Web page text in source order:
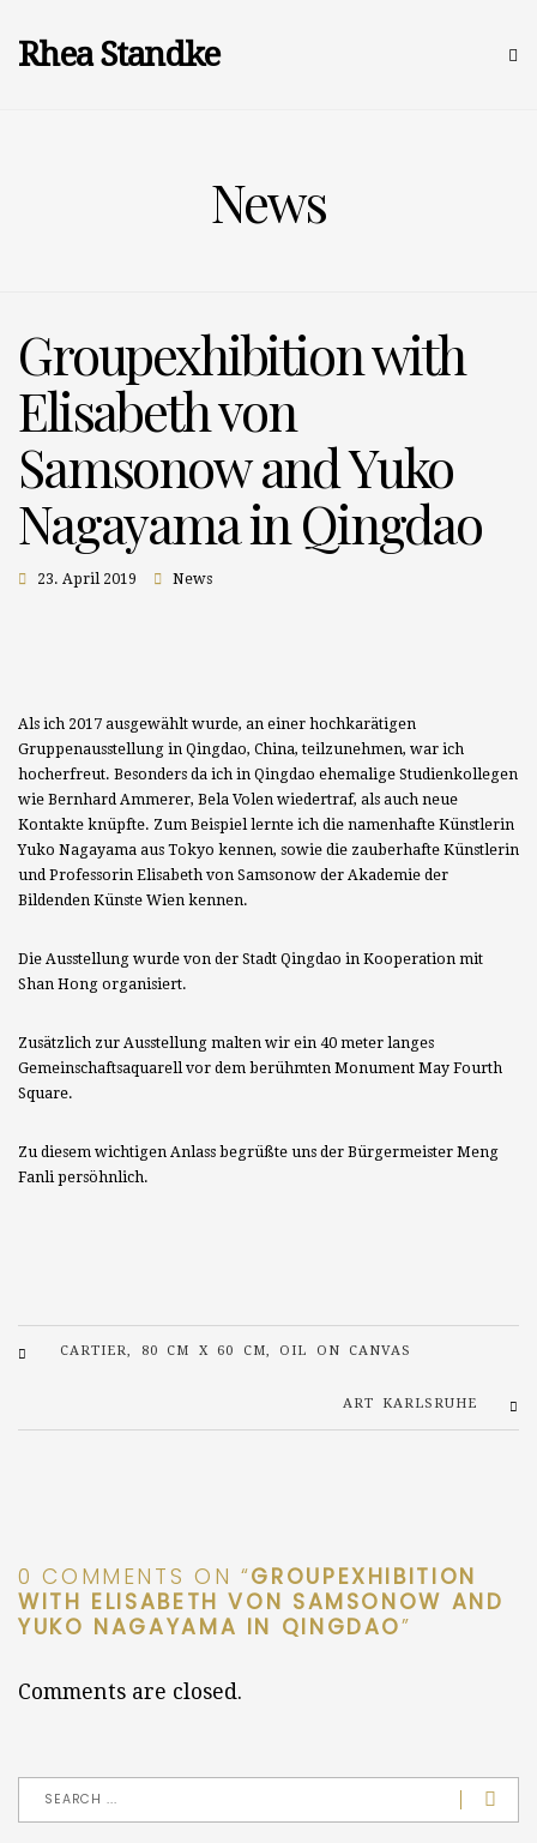
Rhea Standke
News
Groupexhibition with
Elisabeth von
Samsonow and Yuko
Nagayama in Qingdao
23. April 2019 News
Als ich 2017 ausgewählt wurde, an einer hochkarätigen
Gruppenausstellung in Qingdao, China, teilzunehmen, war ich
hocherfreut. Besonders da ich in Qingdao ehemalige Studienkollegen
wie Bernhard Ammerer, Bela Volen wiedertraf, als auch neue
Kontakte knüpfte. Zum Beispiel lernte ich die namenhafte Künstlerin
Yuko Nagayama aus Tokyo kennen, sowie die zauberhafte Künstlerin
und Professorin Elisabeth von Samsonow der Akademie der
Bildenden Künste Wien kennen.
Die Ausstellung wurde von der Stadt Qingdao in Kooperation mit
Shan Hong organisiert.
Zusätzlich zur Ausstellung malten wir ein 40 meter langes
Gemeinschaftsaquarell vor dem berühmten Monument May Fourth
Square.
Zu diesem wichtigen Anlass begrüßte uns der Bürgermeister Meng
Fanli persöhnlich.
CARTIER, 80 CM X 60 CM, OIL ON CANVAS
ART KARLSRUHE
0 COMMENTS ON “GROUPEXHIBITION
WITH ELISABETH VON SAMSONOW AND
YUKO NAGAYAMA IN QINGDAO”
Comments are closed.